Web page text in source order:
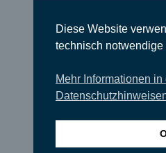
Fördern
Diese Website
technisch notwendige
Mehr Informationen in